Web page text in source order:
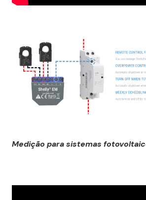
Medição para sistemas